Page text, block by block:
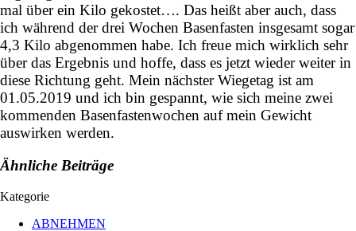
mal über ein Kilo gekostet…. Das heißt aber auch, dass
ich während der drei Wochen Basenfasten insgesamt sogar
4,3 Kilo abgenommen habe. Ich freue mich wirklich sehr
über das Ergebnis und hoffe, dass es jetzt wieder weiter in
diese Richtung geht. Mein nächster Wiegetag ist am
01.05.2019 und ich bin gespannt, wie sich meine zwei
kommenden Basenfastenwochen auf mein Gewicht
auswirken werden.
Ähnliche Beiträge
Kategorie
ABNEHMEN